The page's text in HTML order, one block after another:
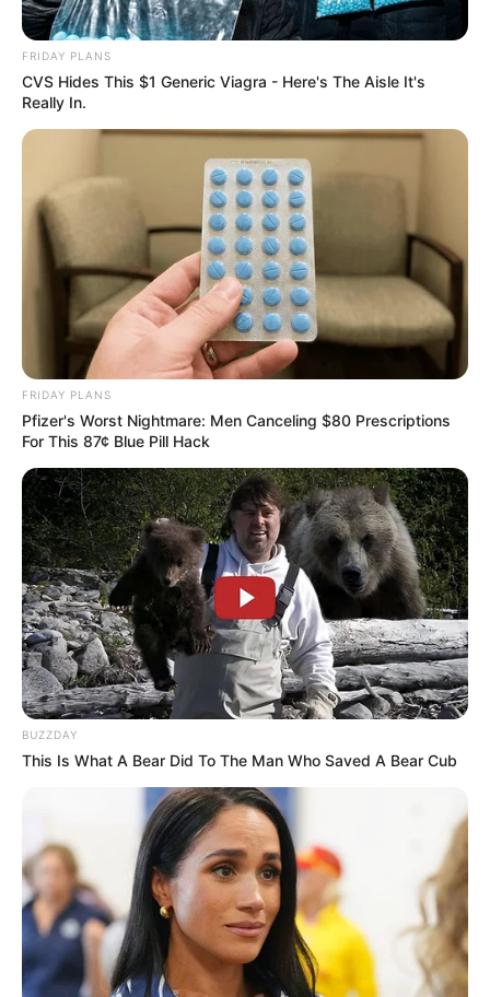
FRIDAY PLANS
CVS Hides This $1 Generic Viagra - Here's The Aisle It's
Really In.
FRIDAY PLANS
Pfizer's Worst Nightmare: Men Canceling $80 Prescriptions
For This 87¢ Blue Pill Hack
BUZZDAY
This Is What A Bear Did To The Man Who Saved A Bear Cub